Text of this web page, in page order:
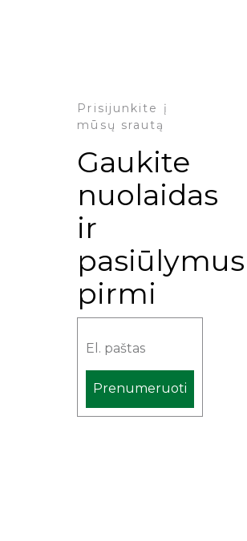
Prisijunkite į
mūsų srautą
Gaukite
nuolaidas
ir
pasiūlymus
pirmi
Prenumeruoti
Alternative: